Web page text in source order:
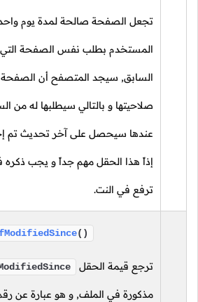
تجعل الصفحة صالحة لمدة يوم
المستخدم بطلب نفس الصفحة التي
السابق, سيجد المتصفح أن الصفحة
صلاحيتها و بالتالي سيطلبها له من
عندها سيحصل على آخر تحديث تم
إذاً هذا الحقل مهم جداً و يجب ذكره
ترفع في النت.
()
ترجع قيمة الحقل
مذكورة في الملف, و هو عبارة عن